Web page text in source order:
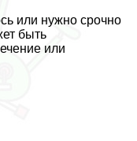
или нужно срочно
быть
или